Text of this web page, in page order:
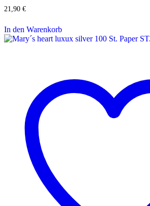
21,90 €
In den Warenkorb